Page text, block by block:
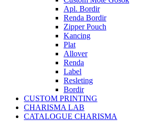
Apl. Bordir
Renda Bordir
Zipper Pouch
Kancing
Plat
Allover
Renda
Label
Resleting
Bordir
CUSTOM PRINTING
CHARISMA LAB
CATALOGUE CHARISMA